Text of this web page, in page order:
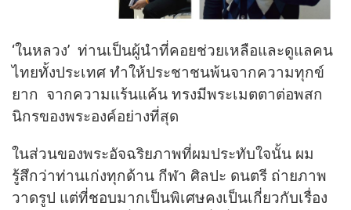
‘ในหลวง’ ท่านเป็นผู้นำที่คอยช่วยเหลือและดูแลคน
ไทยทั้งประเทศ ทำให้ประชาชนพ้นจากความทุกข์
ยาก จากความแร้นแค้น ทรงมีพระเมตตาต่อพสก
นิกรของพระองค์อย่างที่สุด
ในส่วนของพระอัจฉริยภาพที่ผมประทับใจนั้น ผม
รู้สึกว่าท่านเก่งทุกด้าน กีฬา ศิลปะ ดนตรี ถ่ายภาพ
วาดรูป แต่ที่ชอบมากเป็นพิเศษคงเป็นเกี่ยวกับเรื่อง